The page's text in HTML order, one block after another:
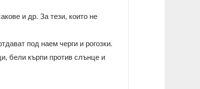
и др. За тези, които не
под наем черги и рогозки.
бели кърпи против слънце и